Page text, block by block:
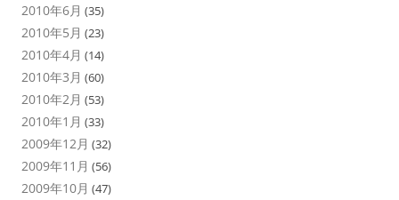
2010年6月 (35)
2010年5月 (23)
2010年4月 (14)
2010年3月 (60)
2010年2月 (53)
2010年1月 (33)
2009年12月 (32)
2009年11月 (56)
2009年10月 (47)